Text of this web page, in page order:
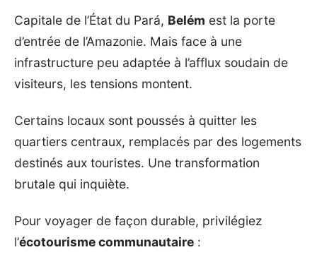
Capitale de l’État du Pará, Belém est la porte
d’entrée de l’Amazonie. Mais face à une
infrastructure peu adaptée à l’afflux soudain de
visiteurs, les tensions montent.
Certains locaux sont poussés à quitter les
quartiers centraux, remplacés par des logements
destinés aux touristes. Une transformation
brutale qui inquiète.
Pour voyager de façon durable, privilégiez
l’écotourisme communautaire :